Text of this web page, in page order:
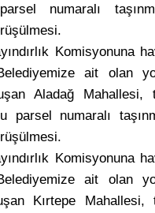
numaralı
Komisyonuna
ait olan
Aladağ Mahallesi,
parsel numaralı
Komisyonuna
ait olan
Kırtepe Mahallesi,